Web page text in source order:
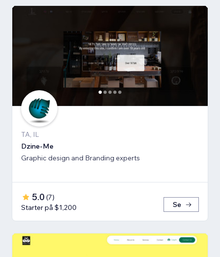
TA, IL
Dzine-Me
Graphic design and Branding experts
5.0 (7)
Starter på $1,200
Se